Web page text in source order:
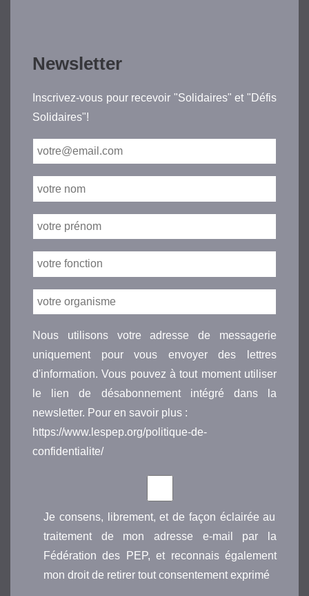
Newsletter
Inscrivez-vous pour recevoir "Solidaires" et "Défis
Solidaires"!
Nous utilisons votre adresse de messagerie
uniquement pour vous envoyer des lettres
d'information. Vous pouvez à tout moment utiliser
le lien de désabonnement intégré dans la
newsletter. Pour en savoir plus :
https://www.lespep.org/politique-de-
confidentialite/
Je consens, librement, et de façon éclairée au
traitement de mon adresse e-mail par la
Fédération des PEP, et reconnais également
mon droit de retirer tout consentement exprimé